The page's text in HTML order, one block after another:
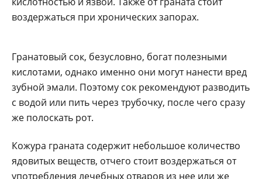
воздержаться при хронических запорах.
Гранатовый сок, безусловно, богат полезными
кислотами, однако именно они могут нанести вред
зубной эмали. Поэтому сок рекомендуют разводить
с водой или пить через трубочку, после чего сразу
же полоскать рот.
Кожура граната содержит небольшое количество
ядовитых веществ, отчего стоит воздержаться от
употребления лечебных отваров из нее или же